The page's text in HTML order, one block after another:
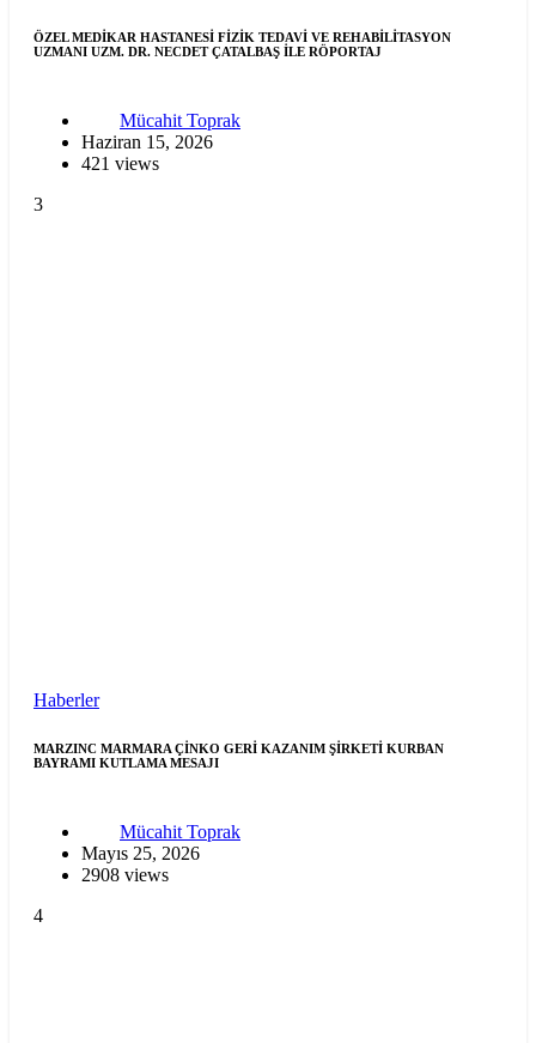
ÖZEL MEDİKAR HASTANESİ FİZİK TEDAVİ VE REHABİLİTASYON
UZMANI UZM. DR. NECDET ÇATALBAŞ İLE RÖPORTAJ
Mücahit Toprak
Haziran 15, 2026
421 views
3
Haberler
MARZINC MARMARA ÇİNKO GERİ KAZANIM ŞİRKETİ KURBAN
BAYRAMI KUTLAMA MESAJI
Mücahit Toprak
Mayıs 25, 2026
2908 views
4